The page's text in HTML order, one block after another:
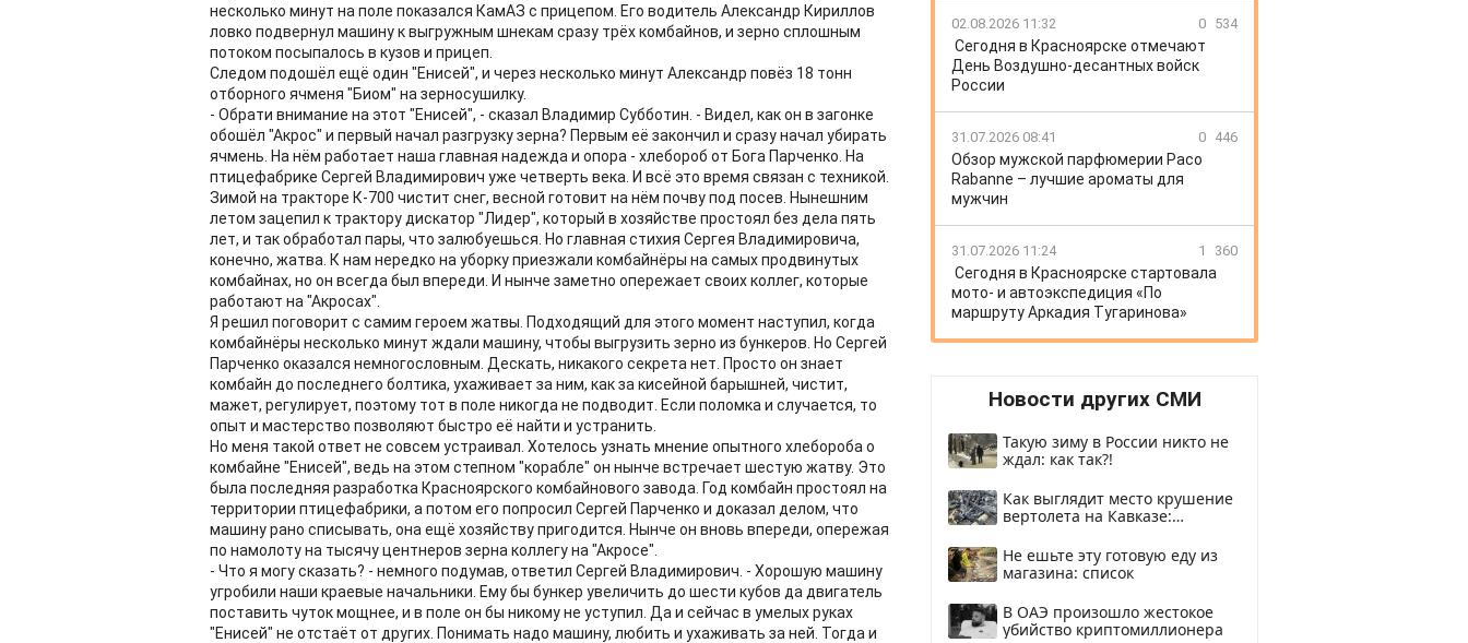
несколько минут на поле показался КамАЗ с прицепом. Его водитель Александр Кириллов
ловко подвернул машину к выгружным шнекам сразу трёх комбайнов, и зерно сплошным
потоком посыпалось в кузов и прицеп.
Следом подошёл ещё один "Енисей", и через несколько минут Александр повёз 18 тонн
отборного ячменя "Биом" на зерносушилку.
- Обрати внимание на этот "Енисей", - сказал Владимир Субботин. - Видел, как он в загонке
обошёл "Акрос" и первый начал разгрузку зерна? Первым её закончил и сразу начал убирать
ячмень. На нём работает наша главная надежда и опора - хлебороб от Бога Парченко. На
птицефабрике Сергей Владимирович уже четверть века. И всё это время связан с техникой.
Зимой на тракторе К-700 чистит снег, весной готовит на нём почву под посев. Нынешним
летом зацепил к трактору дискатор "Лидер", который в хозяйстве простоял без дела пять
лет, и так обработал пары, что залюбуешься. Но главная стихия Сергея Владимировича,
конечно, жатва. К нам нередко на уборку приезжали комбайнёры на самых продвинутых
комбайнах, но он всегда был впереди. И нынче заметно опережает своих коллег, которые
работают на "Акросах".
Я решил поговорит с самим героем жатвы. Подходящий для этого момент наступил, когда
комбайнёры несколько минут ждали машину, чтобы выгрузить зерно из бункеров. Но Сергей
Парченко оказался немногословным. Дескать, никакого секрета нет. Просто он знает
комбайн до последнего болтика, ухаживает за ним, как за кисейной барышней, чистит,
мажет, регулирует, поэтому тот в поле никогда не подводит. Если поломка и случается, то
опыт и мастерство позволяют быстро её найти и устранить.
Но меня такой ответ не совсем устраивал. Хотелось узнать мнение опытного хлебороба о
комбайне "Енисей", ведь на этом степном "корабле" он нынче встречает шестую жатву. Это
была последняя разработка Красноярского комбайнового завода. Год комбайн простоял на
территории птицефабрики, а потом его попросил Сергей Парченко и доказал делом, что
машину рано списывать, она ещё хозяйству пригодится. Нынче он вновь впереди, опережая
по намолоту на тысячу центнеров зерна коллегу на "Акросе".
- Что я могу сказать? - немного подумав, ответил Сергей Владимирович. - Хорошую машину
угробили наши краевые начальники. Ему бы бункер увеличить до шести кубов да двигатель
поставить чуток мощнее, и в поле он бы никому не уступил. Да и сейчас в умелых руках
"Енисей" не отстаёт от других. Понимать надо машину, любить и ухаживать за ней. Тогда и
02.08.2026 11:32 0 534
Сегодня в Красноярске отмечают
День Воздушно-десантных войск
России
31.07.2026 08:41 0 446
Обзор мужской парфюмерии Paco
Rabanne – лучшие ароматы для
мужчин
31.07.2026 11:24 1 360
Сегодня в Красноярске стартовала
мото- и автоэкспедиция «По
маршруту Аркадия Тугаринова»
Новости других СМИ
Такую зиму в России никто не
ждал: как так?!
Как выглядит место крушение
вертолета на Кавказе:
Не ешьте эту готовую еду из
магазина: список
В ОАЭ произошло жестокое
убийство криптомиллионера